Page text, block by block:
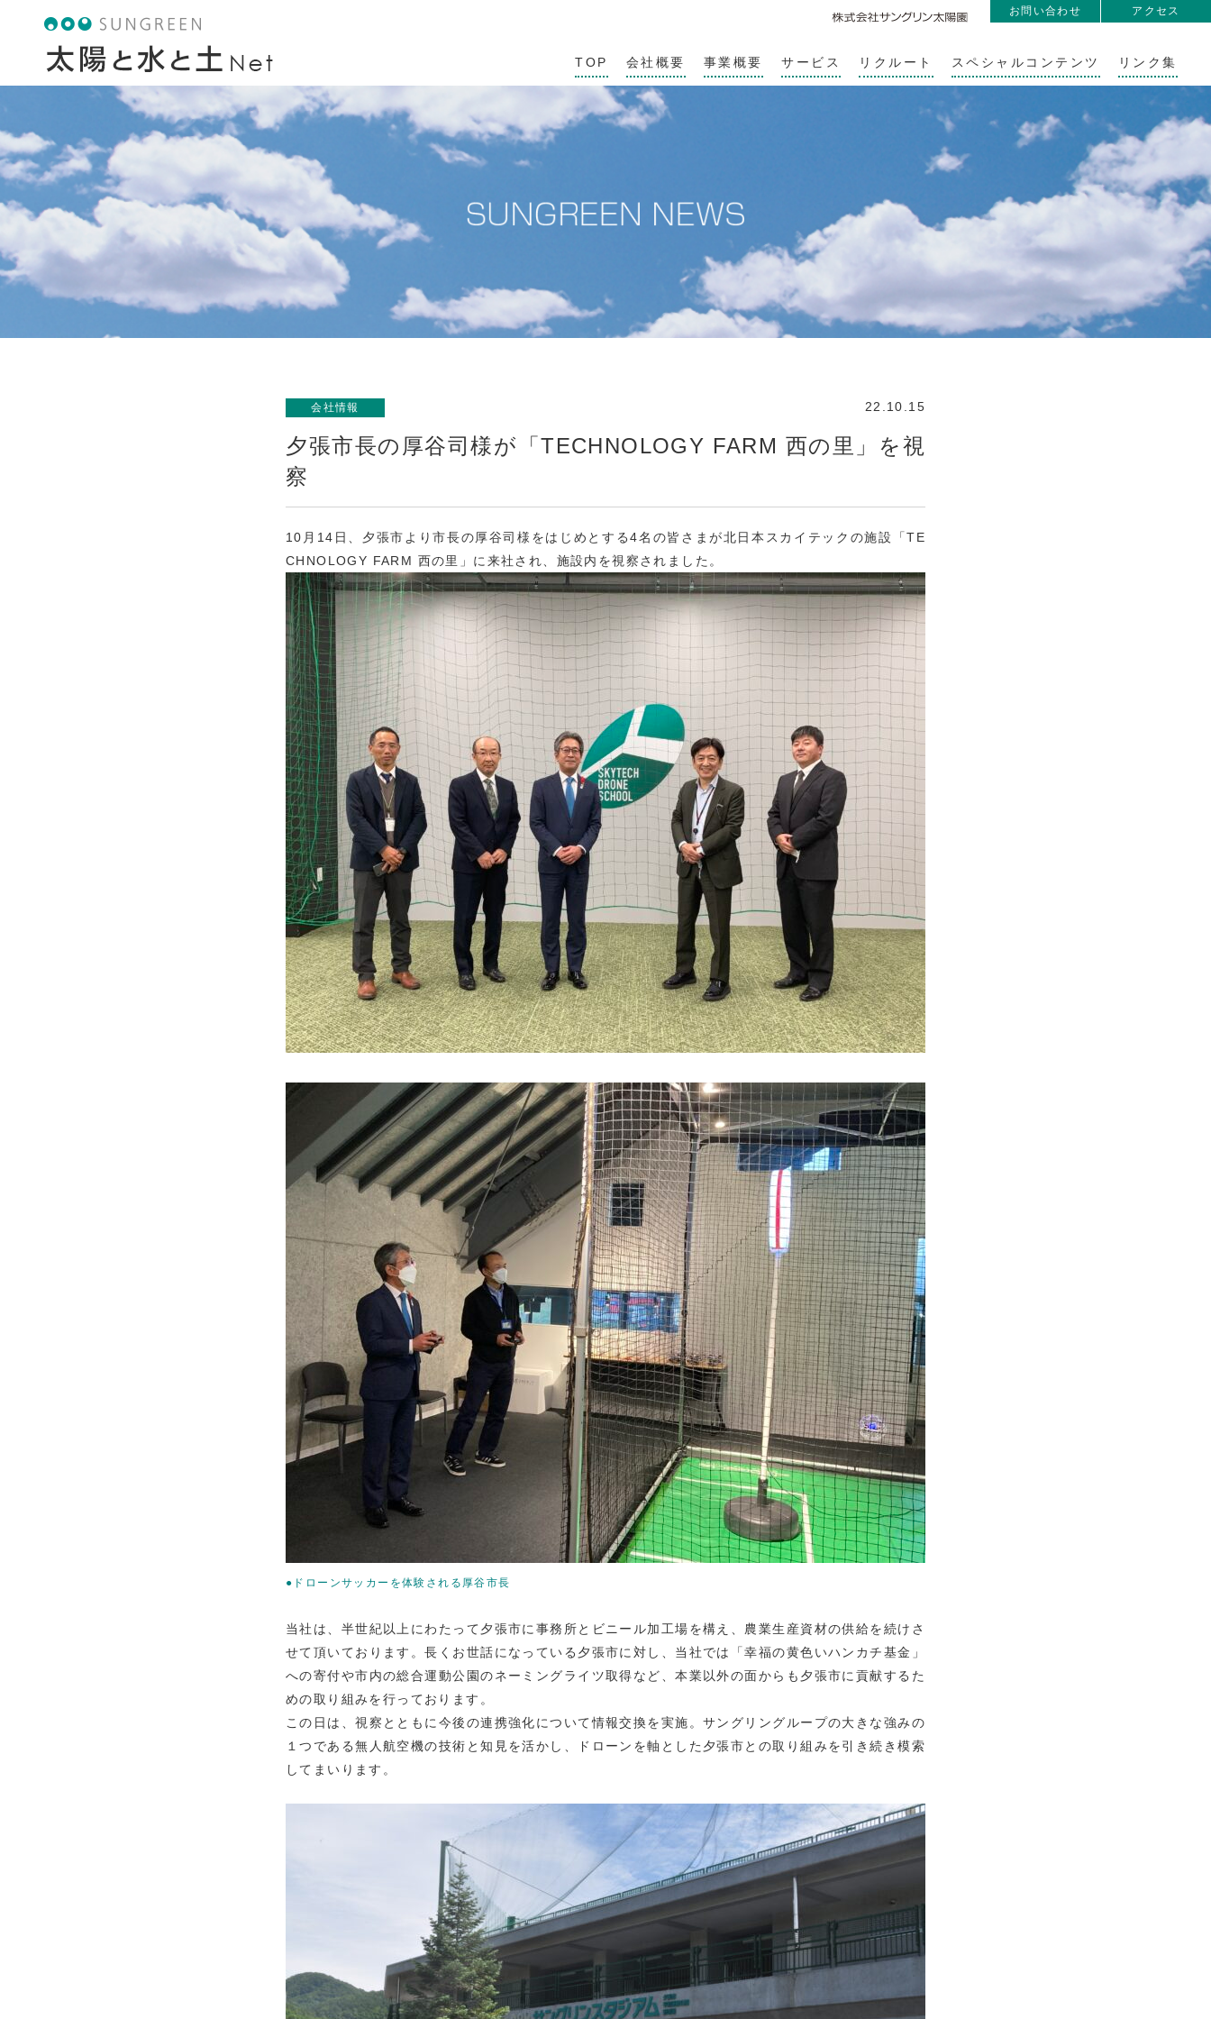
お問い合わせ アクセス
TOP 会社概要 事業概要 サービス リクルート スペシャルコンテンツ リンク集
会社情報 22.10.15
夕張市長の厚谷司様が「TECHNOLOGY FARM 西の里」を視
察
10月14日、夕張市より市長の厚谷司様をはじめとする4名の皆さまが北日本スカイテックの施設「TE
CHNOLOGY FARM 西の里」に来社され、施設内を視察されました。
●ドローンサッカーを体験される厚谷市長
当社は、半世紀以上にわたって夕張市に事務所とビニール加工場を構え、農業生産資材の供給を続けさ
せて頂いております。長くお世話になっている夕張市に対し、当社では「幸福の黄色いハンカチ基金」
への寄付や市内の総合運動公園のネーミングライツ取得など、本業以外の面からも夕張市に貢献するた
めの取り組みを行っております。
この日は、視察とともに今後の連携強化について情報交換を実施。サングリングループの大きな強みの
１つである無人航空機の技術と知見を活かし、ドローンを軸とした夕張市との取り組みを引き続き模索
してまいります。